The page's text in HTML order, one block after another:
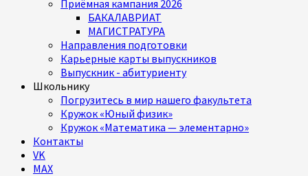
Приёмная кампания 2026
БАКАЛАВРИАТ
МАГИСТРАТУРА
Направления подготовки
Карьерные карты выпускников
Выпускник - абитуриенту
Школьнику
Погрузитесь в мир нашего факультета
Кружок «Юный физик»
Кружок «Математика — элементарно»
Контакты
VK
MAX